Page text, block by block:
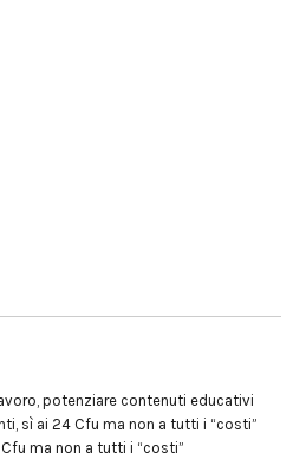
potenziare contenuti educativi
sì ai 24 Cfu ma non a tutti i “costi”
ma non a tutti i “costi”